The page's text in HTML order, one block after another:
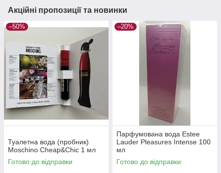
Акційні пропозиції та новинки
–50%
Туалетна вода (пробник)
Moschino Cheap&Chic 1 мл
Готово до відправки
–20%
Парфумована вода Estee
Lauder Pleasures Intense 100
мл
Готово до відправки